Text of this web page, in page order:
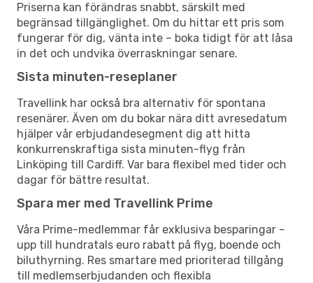
Priserna kan förändras snabbt, särskilt med
begränsad tillgänglighet. Om du hittar ett pris som
fungerar för dig, vänta inte – boka tidigt för att låsa
in det och undvika överraskningar senare.
Sista minuten-reseplaner
Travellink har också bra alternativ för spontana
resenärer. Även om du bokar nära ditt avresedatum
hjälper vår erbjudandesegment dig att hitta
konkurrenskraftiga sista minuten-flyg från
Linköping till Cardiff. Var bara flexibel med tider och
dagar för bättre resultat.
Spara mer med Travellink Prime
Våra Prime-medlemmar får exklusiva besparingar –
upp till hundratals euro rabatt på flyg, boende och
biluthyrning. Res smartare med prioriterad tillgång
till medlemserbjudanden och flexibla